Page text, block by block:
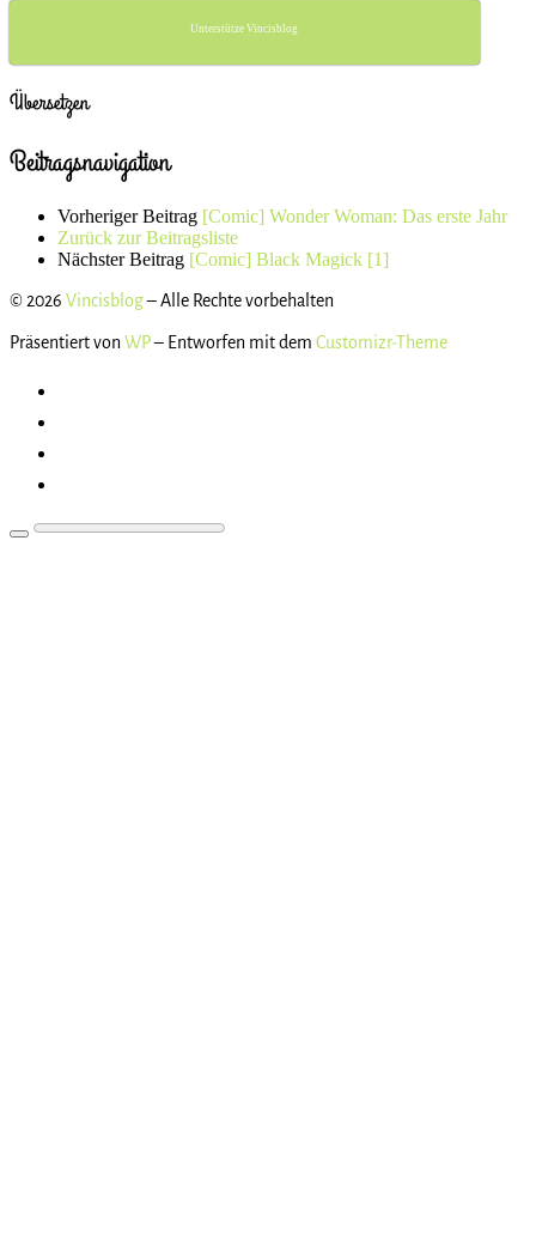
Unterstütze Vincisblog
Übersetzen
Beitragsnavigation
Vorheriger Beitrag [Comic] Wonder Woman: Das erste Jahr
Zurück zur Beitragsliste
Nächster Beitrag [Comic] Black Magick [1]
© 2026 Vincisblog– Alle Rechte vorbehalten
Präsentiert von WP– Entworfen mit dem Customizr-Theme